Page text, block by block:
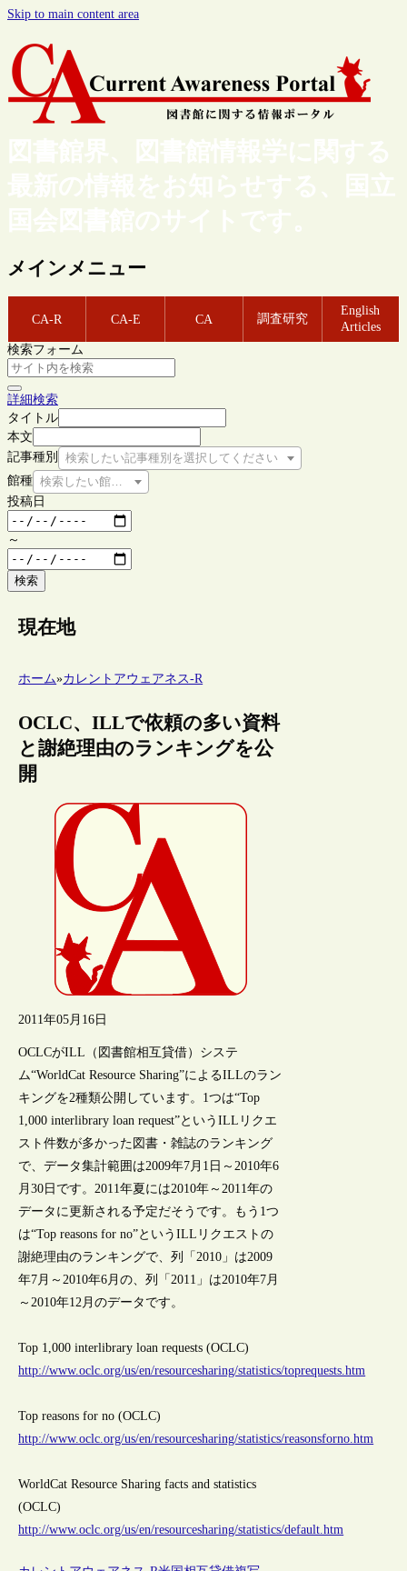
Skip to main content area
図書館界、図書館情報学に関する
最新の情報をお知らせする、国立
国会図書館のサイトです。
メインメニュー
CA-R CA-E CA 調査研究
English
Articles
検索フォーム
詳細検索
タイトル
本文
記事種別
検索したい記事種別を選択してください
館種 検索したい館種を選択してください
投稿日
～
検索
現在地
ホーム»カレントアウェアネス-R
OCLC、ILLで依頼の多い資料
と謝絶理由のランキングを公
開
2011年05月16日
OCLCがILL（図書館相互貸借）システ
ム“WorldCat Resource Sharing”によるILLのラン
キングを2種類公開しています。1つは“Top
1,000 interlibrary loan request”というILLリクエ
スト件数が多かった図書・雑誌のランキング
で、データ集計範囲は2009年7月1日～2010年6
月30日です。2011年夏には2010年～2011年の
データに更新される予定だそうです。もう1つ
は“Top reasons for no”というILLリクエストの
謝絶理由のランキングで、列「2010」は2009
年7月～2010年6月の、列「2011」は2010年7月
～2010年12月のデータです。
Top 1,000 interlibrary loan requests (OCLC)
http://www.oclc.org/us/en/resourcesharing/statistics/toprequests.htm
Top reasons for no (OCLC)
http://www.oclc.org/us/en/resourcesharing/statistics/reasonsforno.htm
WorldCat Resource Sharing facts and statistics
(OCLC)
http://www.oclc.org/us/en/resourcesharing/statistics/default.htm